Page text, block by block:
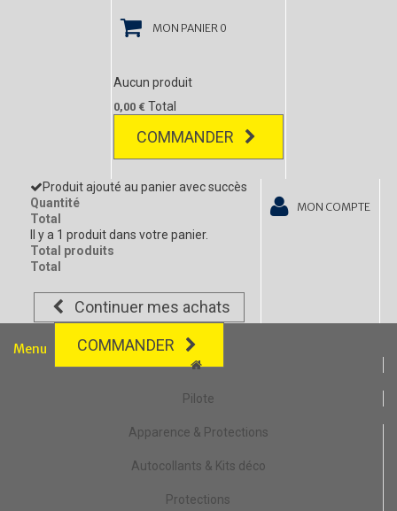
MON PANIER 0
Aucun produit
0,00 € Total
COMMANDER
Produit ajouté au panier avec succès
Quantité
Total
Il y a 1 produit dans votre panier.
Total produits
Total
Continuer mes achats
COMMANDER
MON COMPTE
Menu
Pilote
Apparence & Protections
Autocollants & Kits déco
Protections